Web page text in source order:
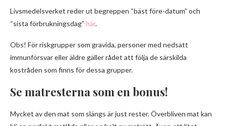
Livsmedelsverket reder ut begreppen “bäst före-datum” och
“sista förbrukningsdag” här.
Obs! För riskgrupper som gravida, personer med nedsatt
immunförsvar eller äldre gäller rådet att följa de särskilda
kostråden som finns för dessa grupper.
Se matresterna som en bonus!
Mycket av den mat som slängs är just rester. Överbliven mat kan